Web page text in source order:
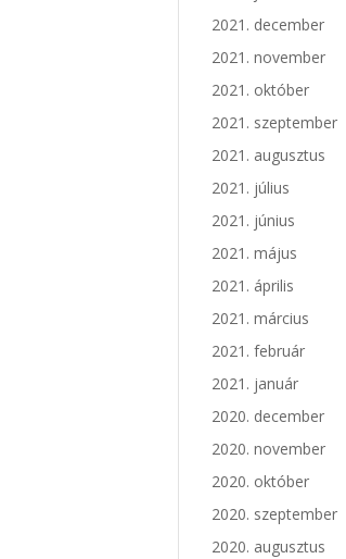
2021. december
2021. november
2021. október
2021. szeptember
2021. augusztus
2021. július
2021. június
2021. május
2021. április
2021. március
2021. február
2021. január
2020. december
2020. november
2020. október
2020. szeptember
2020. augusztus